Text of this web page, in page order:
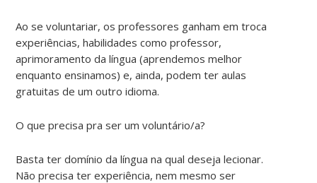
Ao se voluntariar, os professores ganham em troca
experiências, habilidades como professor,
aprimoramento da língua (aprendemos melhor
enquanto ensinamos) e, ainda, podem ter aulas
gratuitas de um outro idioma.
O que precisa pra ser um voluntário/a?
Basta ter domínio da língua na qual deseja lecionar.
Não precisa ter experiência, nem mesmo ser